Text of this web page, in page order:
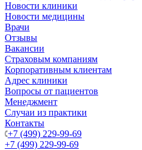
Новости клиники
Новости медицины
Врачи
Отзывы
Вакансии
Страховым компаниям
Корпоративным клиентам
Адрес клиники
Вопросы от пациентов
Менеджмент
Случаи из практики
Контакты
+7 (499) 229-99-69
+7 (499) 229-99-69